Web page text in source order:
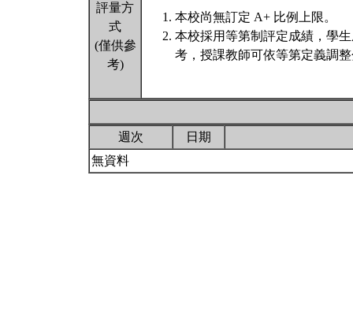
評量方
式
(僅供參
考)
本校尚無訂定 A+ 比例上限。
本校採用等第制評定成績，學
考，授課教師可依等第定義調
週次
日期
無資料